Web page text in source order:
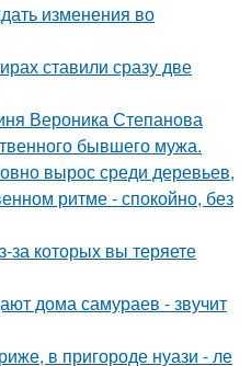
изменения во
ставили сразу две
Вероника Степанова
бывшего мужа.
вырос среди деревьев,
ритме - спокойно, без
за которых вы теряете
дома самураев - звучит
в пригороде нуази - ле